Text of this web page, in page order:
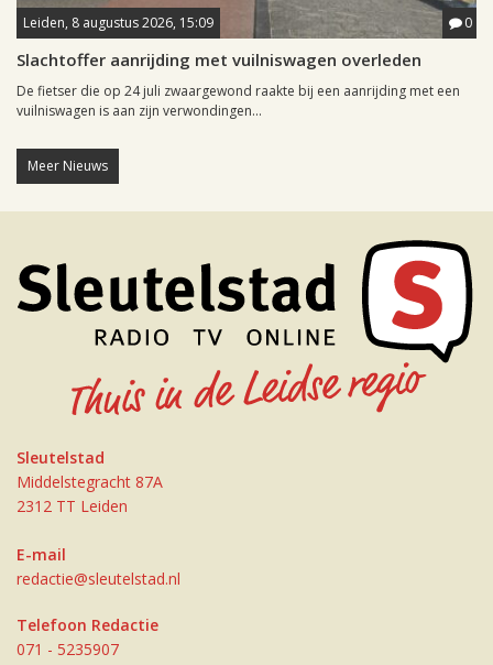
Leiden, 8 augustus 2026, 15:09 0
Slachtoffer aanrijding met vuilniswagen overleden
De fietser die op 24 juli zwaargewond raakte bij een aanrijding met een
vuilniswagen is aan zijn verwondingen...
Meer Nieuws
Sleutelstad
Middelstegracht 87A
2312 TT Leiden
E-mail
redactie@sleutelstad.nl
Telefoon Redactie
071 - 5235907